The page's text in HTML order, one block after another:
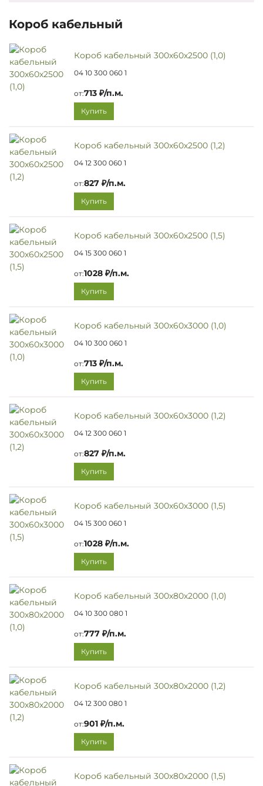
Короб кабельный
Короб кабельный 300х60х2500 (1,0)
04 10 300 060 1
от:713 ₽/п.м.
Купить
Короб кабельный 300х60х2500 (1,2)
04 12 300 060 1
от:827 ₽/п.м.
Купить
Короб кабельный 300х60х2500 (1,5)
04 15 300 060 1
от:1028 ₽/п.м.
Купить
Короб кабельный 300х60х3000 (1,0)
04 10 300 060 1
от:713 ₽/п.м.
Купить
Короб кабельный 300х60х3000 (1,2)
04 12 300 060 1
от:827 ₽/п.м.
Купить
Короб кабельный 300х60х3000 (1,5)
04 15 300 060 1
от:1028 ₽/п.м.
Купить
Короб кабельный 300х80х2000 (1,0)
04 10 300 080 1
от:777 ₽/п.м.
Купить
Короб кабельный 300х80х2000 (1,2)
04 12 300 080 1
от:901 ₽/п.м.
Купить
Короб кабельный 300х80х2000 (1,5)